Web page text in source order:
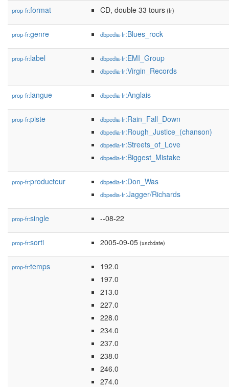
prop-fr:format CD, double 33 tours(fr)
prop-fr:genre dbpedia-fr:Blues_rock
prop-fr:label dbpedia-fr:EMI_Group
dbpedia-fr:Virgin_Records
prop-fr:langue dbpedia-fr:Anglais
prop-fr:piste dbpedia-fr:Rain_Fall_Down
dbpedia-fr:Rough_Justice_(chanson)
dbpedia-fr:Streets_of_Love
dbpedia-fr:Biggest_Mistake
prop-fr:producteur dbpedia-fr:Don_Was
dbpedia-fr:Jagger/Richards
prop-fr:single --08-22
prop-fr:sorti 2005-09-05(xsd:date)
prop-fr:temps
192.0
197.0
213.0
227.0
228.0
234.0
237.0
238.0
246.0
274.0